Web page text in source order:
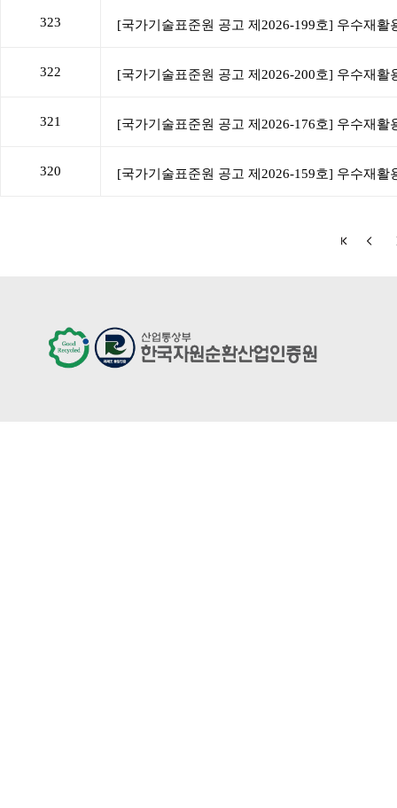
323
322
321
320